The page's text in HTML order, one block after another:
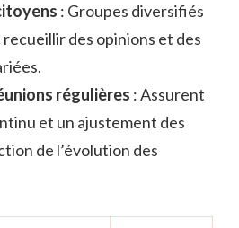
: Groupes diversifiés
des opinions et des
régulières : Assurent
et un ajustement des
de l’évolution des